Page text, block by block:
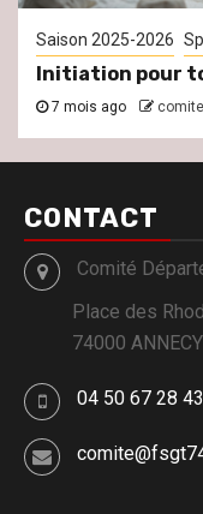
Saison 2025-2026
Initiation pour
7 mois ago comite
CONTACT
Comité
Place des
74000 ANNECY
04 50 67 28 43